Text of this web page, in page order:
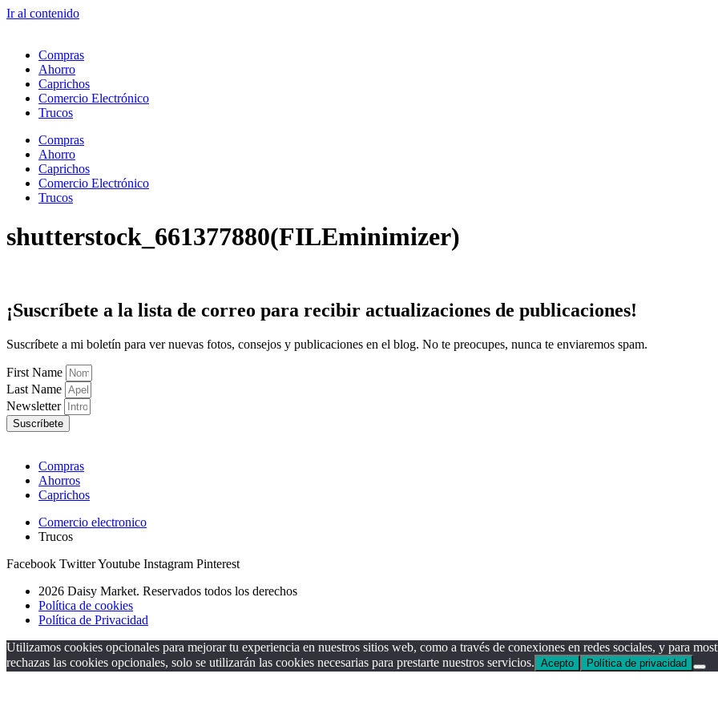
Ir al contenido
Compras
Ahorro
Caprichos
Comercio Electrónico
Trucos
Compras
Ahorro
Caprichos
Comercio Electrónico
Trucos
shutterstock_661377880(FILEminimizer)
¡Suscríbete a la lista de correo para recibir actualizaciones de publicaciones!
Suscríbete a mi boletín para ver nuevas fotos, consejos y publicaciones en el blog. No te preocupes, nunca te enviaremos spam.
First Name
Last Name
Newsletter
Suscríbete
Compras
Ahorros
Caprichos
Comercio electronico
Trucos
Facebook TwitterYoutube Instagram Pinterest
2026 Daisy Market. Reservados todos los derechos
Política de cookies
Política de Privacidad
Utilizamos cookies opcionales para mejorar tu experiencia en nuestros sitios web, como a través de conexiones en redes sociales, y para
rechazas las cookies opcionales, solo se utilizarán las cookies necesarias para prestarte nuestros servicios. Acepto Política de privacidad